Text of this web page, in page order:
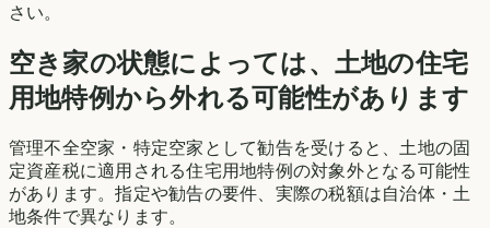
さい。
空き家の状態によっては、土地の住宅
用地特例から外れる可能性があります
管理不全空家・特定空家として勧告を受けると、土地の固
定資産税に適用される住宅用地特例の対象外となる可能性
があります。指定や勧告の要件、実際の税額は自治体・土
地条件で異なります。